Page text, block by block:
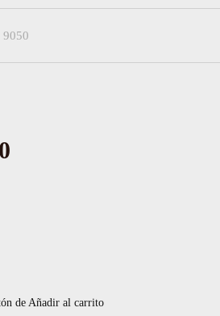
9050
de Añadir al carrito